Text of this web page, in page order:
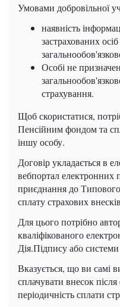
Умовами добровільної
наявність
застрахованих
Особі не
страхування.
Щоб скористатися,
Пенсійним фондом та
іншу особу.
Договір укладається в
вебпортал
приєднання до
сплату страхових
Для цього потрібно
кваліфікованого
Дія.Підпису або
Вказується, що ви самі
сплачувати внесок
періодичність сплати